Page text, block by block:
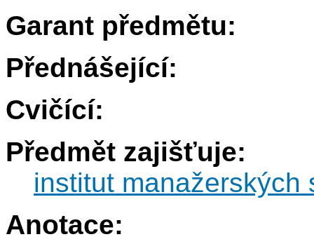
Garant předmětu:
Přednášející:
Cvičící:
Předmět zajišťuje:
institut manažerských
Anotace: